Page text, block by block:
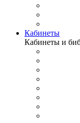
Кабинеты
Кабинеты и